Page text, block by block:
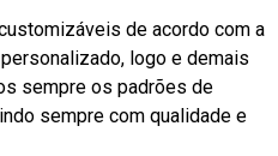
de acordo com a
logo e demais
sempre os padrões de
sempre com qualidade e